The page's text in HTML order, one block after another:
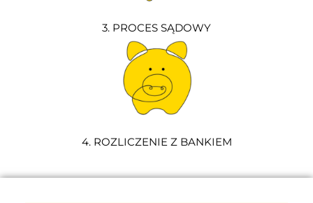
3. PROCES SĄDOWY
4. ROZLICZENIE Z BANKIEM